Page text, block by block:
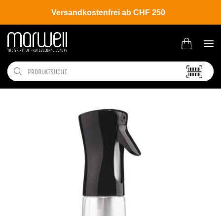
Versandkostenfrei ab CHF 250
Shop Salon Accessoire | Diverses Zubehör